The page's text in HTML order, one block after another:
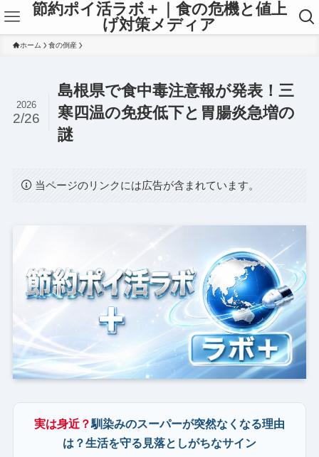
節約ポイ活ラボ＋｜食の危機と値上
げ対策メディア
ホーム 食の倒産
島根県で食中毒注意報が発表！三
寒四温の免疫低下と胃腸炎急増の
謎
2026
2/26
当ページのリンクには広告が含まれています。
実は身近？馴染みのスーパーが突然なくなる理由
は？生活を守る見落としがちなサイン